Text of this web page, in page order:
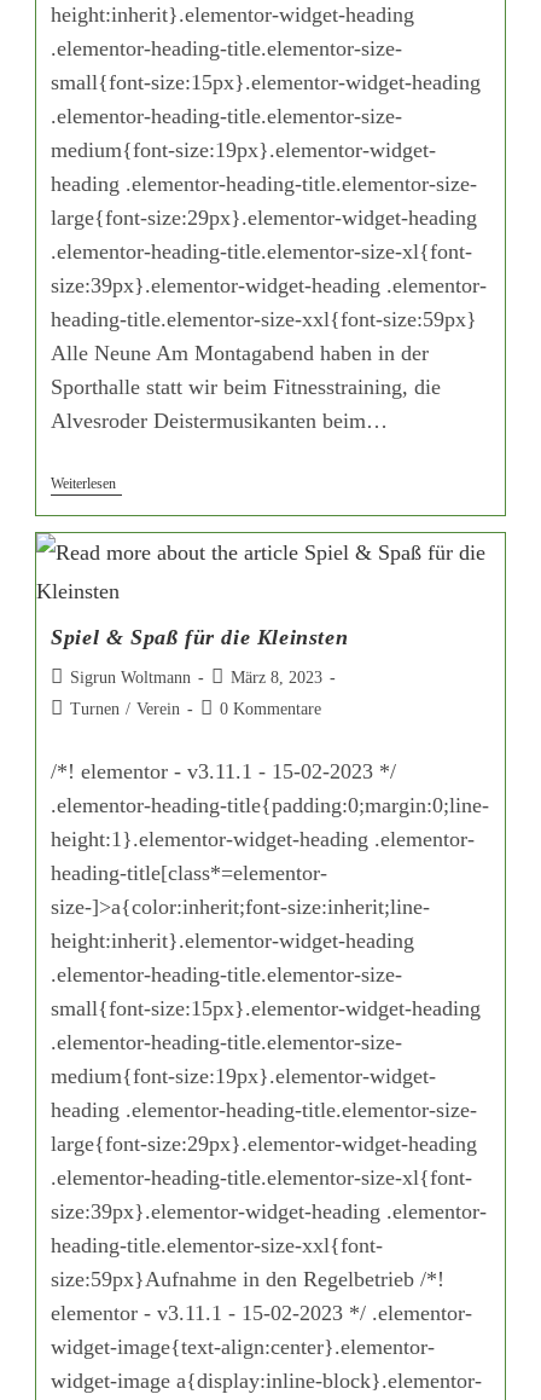
height:inherit}.elementor-widget-heading
.elementor-heading-title.elementor-size-
small{font-size:15px}.elementor-widget-heading
.elementor-heading-title.elementor-size-
medium{font-size:19px}.elementor-widget-
heading .elementor-heading-title.elementor-size-
large{font-size:29px}.elementor-widget-heading
.elementor-heading-title.elementor-size-xl{font-
size:39px}.elementor-widget-heading .elementor-
heading-title.elementor-size-xxl{font-size:59px}
Alle Neune Am Montagabend haben in der
Sporthalle statt wir beim Fitnesstraining, die
Alvesroder Deistermusikanten beim…
Weiterlesen
Spiel & Spaß für die Kleinsten
Sigrun Woltmann
März 8, 2023
Turnen / Verein 0 Kommentare
/*! elementor - v3.11.1 - 15-02-2023 */
.elementor-heading-title{padding:0;margin:0;line-
height:1}.elementor-widget-heading .elementor-
heading-title[class*=elementor-
size-]>a{color:inherit;font-size:inherit;line-
height:inherit}.elementor-widget-heading
.elementor-heading-title.elementor-size-
small{font-size:15px}.elementor-widget-heading
.elementor-heading-title.elementor-size-
medium{font-size:19px}.elementor-widget-
heading .elementor-heading-title.elementor-size-
large{font-size:29px}.elementor-widget-heading
.elementor-heading-title.elementor-size-xl{font-
size:39px}.elementor-widget-heading .elementor-
heading-title.elementor-size-xxl{font-
size:59px}Aufnahme in den Regelbetrieb /*!
elementor - v3.11.1 - 15-02-2023 */ .elementor-
widget-image{text-align:center}.elementor-
widget-image a{display:inline-block}.elementor-